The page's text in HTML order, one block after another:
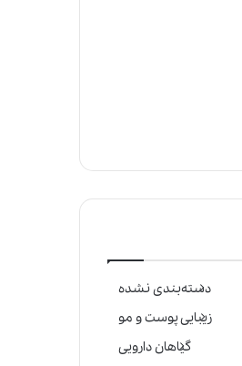
دسته‌بندی نشده
زیبایی پوست و مو
گیاهان دارویی